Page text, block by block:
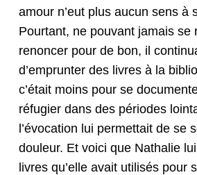
amour n’eut plus aucun sens à
Pour­tant, ne pou­vant jamais se
renon­cer pour de bon, il
d’emprunter des livres à la
c’é­tait moins pour se
réfugi­er dans des péri­odes
l’évo­ca­tion lui per­me­t­tait de se
douleur. Et voici que Nathalie
livres qu’elle avait util­isés pour